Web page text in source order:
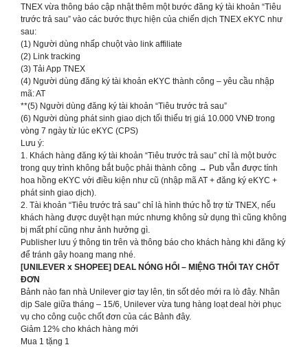
TNEX vừa thông báo cập nhật thêm một bước đăng ký tài khoản “Tiêu
trước trả sau” vào các bước thực hiện của chiến dịch TNEX eKYC như
sau:
(1) Người dùng nhấp chuột vào link affiliate
(2) Link tracking
(3) Tải App TNEX
(4) Người dùng đăng ký tài khoản eKYC thành công – yêu cầu nhập
mã: AT
**(5) Người dùng đăng ký tài khoản “Tiêu trước trả sau”
(6) Người dùng phát sinh giao dịch tối thiểu trị giá 10.000 VNĐ trong
vòng 7 ngày từ lúc eKYC (CPS)
Lưu ý:
1. Khách hàng đăng ký tài khoản “Tiêu trước trả sau” chỉ là một bước
trong quy trình không bắt buộc phải thành công → Pub vẫn được tính
hoa hồng eKYC với điều kiện như cũ (nhập mã AT + đăng ký eKYC +
phát sinh giao dịch).
2. Tài khoản “Tiêu trước trả sau” chỉ là hình thức hỗ trợ từ TNEX, nếu
khách hàng được duyệt hạn mức nhưng không sử dụng thì cũng không
bị mất phí cũng như ảnh hưởng gì.
Publisher lưu ý thông tin trên và thông báo cho khách hàng khi đăng ký
để tránh gây hoang mang nhé.
[UNILEVER x SHOPEE] DEAL NÓNG HỔI – MIỆNG THỔI TAY CHỐT
ĐƠN
Bảnh nào fan nhà Unilever giơ tay lên, tin sốt dẻo mới ra lò đây. Nhân
dịp Sale giữa tháng – 15/6, Unilever vừa tung hàng loạt deal hời phục
vụ cho công cuộc chốt đơn của các Bảnh đây.
Giảm 12% cho khách hàng mới
Mua 1 tặng 1